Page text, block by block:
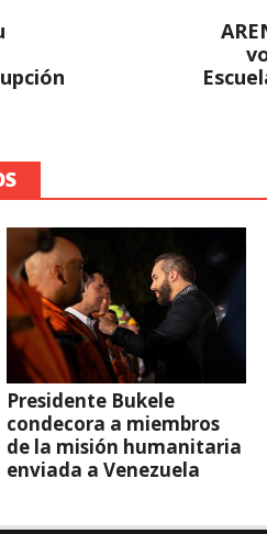
Presidente Bukele
condecora a miembros
de la misión humanitaria
enviada a Venezuela